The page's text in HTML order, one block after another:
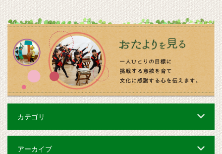
カテゴリ
アーカイブ